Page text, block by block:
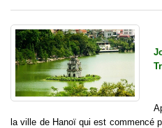
la ville de Hanoï qui est commencé